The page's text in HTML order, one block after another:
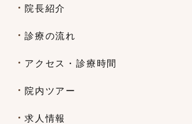
院長紹介
診療の流れ
アクセス・診療時間
院内ツアー
求人情報